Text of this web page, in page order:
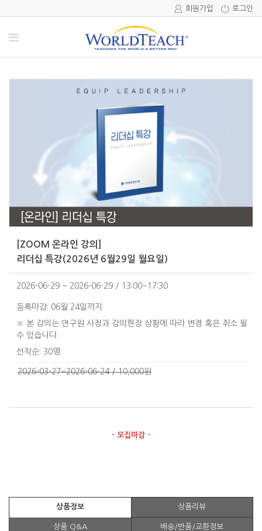
로그인
회원가입
[ZOOM 온라인 강의]
리더십 특강(2026년 6월29일 월요일)
2026-06-29 ~ 2026-06-29 / 13:00~17:30
등록마감: 06월 24일까지
※ 본 강의는 연구원 사정과 강의현장 상황에 따라 변경 혹은 취소 될
수 있습니다.
선착순: 30명
2026-03-27~2026-06-24 / 10,000원
- 모집마감 -
상품정보 상품리뷰
상품 Q&A 배송/반품/교환정보